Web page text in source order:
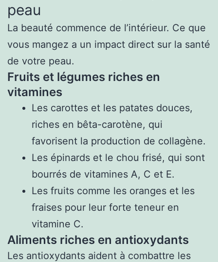
peau
La beauté commence de l’intérieur. Ce que
vous mangez a un impact direct sur la santé
de votre peau.
Fruits et légumes riches en
vitamines
Les carottes et les patates douces,
riches en bêta-carotène, qui
favorisent la production de collagène.
Les épinards et le chou frisé, qui sont
bourrés de vitamines A, C et E.
Les fruits comme les oranges et les
fraises pour leur forte teneur en
vitamine C.
Aliments riches en antioxydants
Les antioxydants aident à combattre les